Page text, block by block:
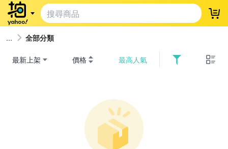
登
全部分類
最新上架 價格 最高人氣